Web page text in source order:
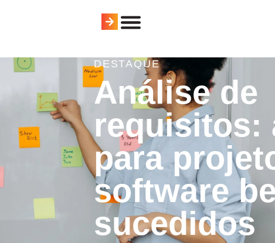
DESTAQUE
Análise de
requisitos:
para
software
sucedidos